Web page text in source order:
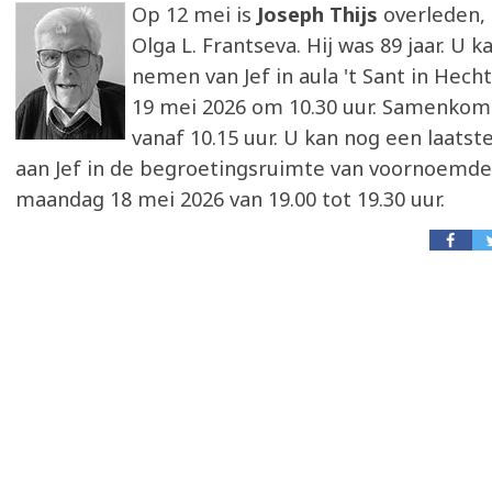
Op 12 mei is Joseph Thijs
Olga L. Frantseva. Hij was 89 jaar. U
nemen van Jef in aula 't Sant in
19 mei 2026 om 10.30 uur.
vanaf 10.15 uur. U kan nog een
aan Jef in de begroetingsruimte van
maandag 18 mei 2026 van 19.00 tot 19.30 uur.